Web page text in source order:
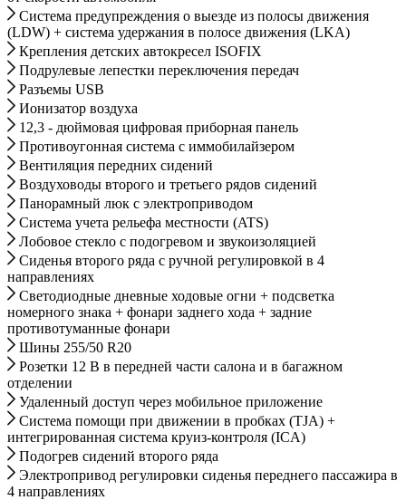
Система предупреждения о выезде из полосы движения
(LDW) + система удержания в полосе движения (LKA)
Крепления детских автокресел ISOFIX
Подрулевые лепестки переключения передач
Разъемы USB
Ионизатор воздуха
12,3 - дюймовая цифровая приборная панель
Противоугонная система с иммобилайзером
Вентиляция передних сидений
Воздуховоды второго и третьего рядов сидений
Панорамный люк с электроприводом
Система учета рельефа местности (ATS)
Лобовое стекло с подогревом и звукоизоляцией
Сиденья второго ряда с ручной регулировкой в 4
направлениях
Светодиодные дневные ходовые огни + подсветка
номерного знака + фонари заднего хода + задние
противотуманные фонари
Шины 255/50 R20
Розетки 12 В в передней части салона и в багажном
отделении
Удаленный доступ через мобильное приложение
Система помощи при движении в пробках (TJA) +
интегрированная система круиз-контроля (ICA)
Подогрев сидений второго ряда
Электропривод регулировки сиденья переднего пассажира в
4 направлениях